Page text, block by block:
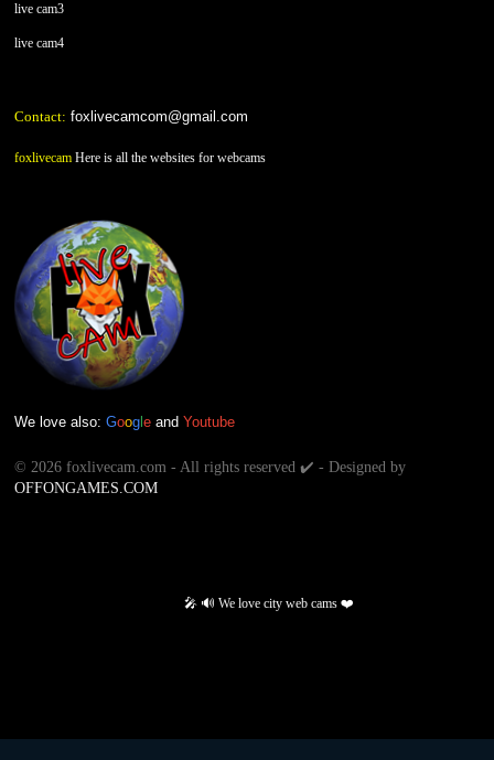
live cam3
live cam4
Contact: foxlivecamcom@gmail.com
foxlivecam Here is all the websites for webcams
We love also: Goog e and Youtube
© 2026 foxlivecam.com - All rights reserved ✔️ - Designed by
OFFONGAMES.COM
🎤 🔊 We love city web cams ❤️